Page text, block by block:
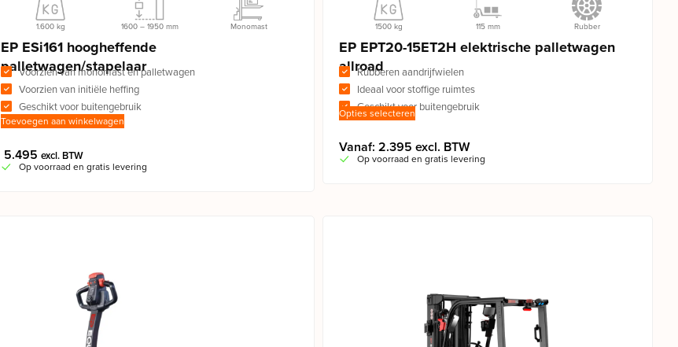
1.600 kg 1600 – 1950 mm Monomast
EP ESi161 hoogheffende
palletwagen/stapelaar
Voorzien van monomast en palletwagen
Voorzien van initiële heffing
Geschikt voor buitengebruik
Toevoegen aan winkelwagen
5.495 excl. BTW
Op voorraad en gratis levering
1500 kg 115 mm Rubber
EP EPT20-15ET2H elektrische palletwagen
allroad
Rubberen aandrijfwielen
Ideaal voor stoffige ruimtes
Geschikt voor buitengebruik
Opties selecteren
Vanaf: 2.395 excl. BTW
Op voorraad en gratis levering